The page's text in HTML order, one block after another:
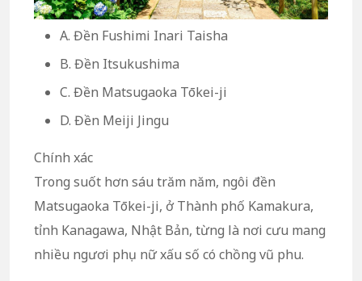
A. Đền Fushimi Inari Taisha
B. Đền Itsukushima
C. Đền Matsugaoka Tōkei-ji
D. Đền Meiji Jingu
Chính xác
Trong suốt hơn sáu trăm năm, ngôi đền
Matsugaoka Tōkei-ji, ở Thành phố Kamakura,
tỉnh Kanagawa, Nhật Bản, từng là nơi cưu mang
nhiều ngươi phụ nữ xấu số có chồng vũ phu.